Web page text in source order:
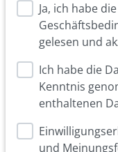
Ja, ich habe
gelesen und
Ich habe die
Kenntnis
enthaltenen
und